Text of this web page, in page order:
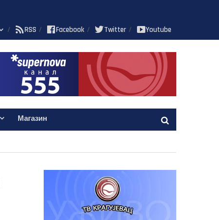
RSS Facebook Twitter Youtube
Магазин